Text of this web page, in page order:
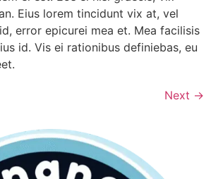
Eius lorem tincidunt vix at, vel
error epicurei mea et. Mea facilisis
id. Vis ei rationibus definiebas, eu
Next →